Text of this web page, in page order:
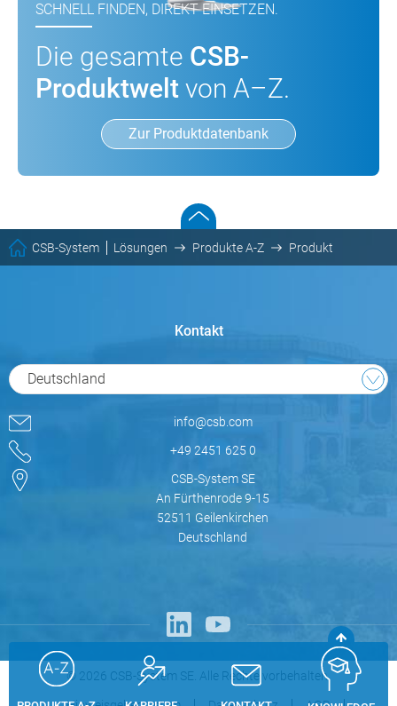
SCHNELL FINDEN, DIREKT EINSETZEN.
Die gesamte CSB-
Produktwelt von A–Z.
Zur Produktdatenbank
CSB-System Lösungen Produkte A-Z Produkt
Kontakt
Deutschland
info@csb.com
+49 2451 625 0
CSB-System SE
An Fürthenrode 9-15
52511 Geilenkirchen
Deutschland
© 2026 CSB-System SE. Alle Rechte vorbehalten.